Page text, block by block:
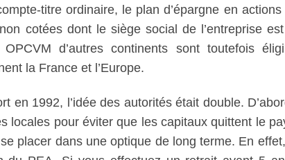
titre ordinaire, le plan d’épargne en
cotées dont le siège social de l’entreprise
d’autres continents sont toutefois
la France et l’Europe.
en 1992, l’idée des autorités était double.
locales pour éviter que les capitaux quittent le
placer dans une optique de long terme. En